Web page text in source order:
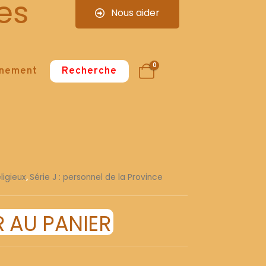
Nous aider
Recherche 0
, Série J : personnel de la Province
AU PANIER